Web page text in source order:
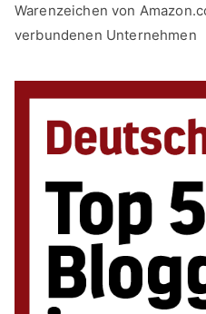
Warenzeichen von
verbundenen Unternehmen